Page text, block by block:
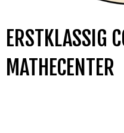
ERSTKLASSIG
MATHECENTER